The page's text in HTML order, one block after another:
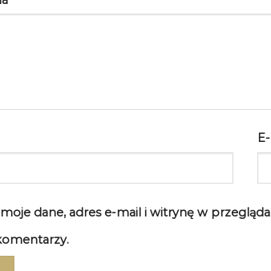
dane, adres e-mail i witrynę w